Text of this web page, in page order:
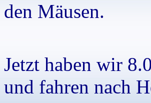
den Mäusen.
Jetzt haben wir
und fahren nach